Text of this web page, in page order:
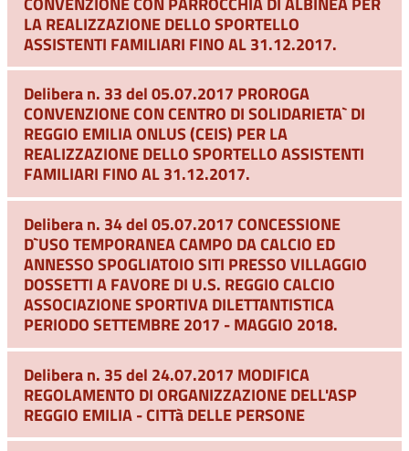
LA REALIZZAZIONE DELLO SPORTELLO
ASSISTENTI FAMILIARI FINO AL 31.12.2017.
Delibera n. 33 del 05.07.2017 PROROGA
CONVENZIONE CON CENTRO DI SOLIDARIETA` DI
REGGIO EMILIA ONLUS (CEIS) PER LA
REALIZZAZIONE DELLO SPORTELLO ASSISTENTI
FAMILIARI FINO AL 31.12.2017.
Delibera n. 34 del 05.07.2017 CONCESSIONE
D`USO TEMPORANEA CAMPO DA CALCIO ED
ANNESSO SPOGLIATOIO SITI PRESSO VILLAGGIO
DOSSETTI A FAVORE DI U.S. REGGIO CALCIO
ASSOCIAZIONE SPORTIVA DILETTANTISTICA
PERIODO SETTEMBRE 2017 - MAGGIO 2018.
Delibera n. 35 del 24.07.2017 MODIFICA
REGOLAMENTO DI ORGANIZZAZIONE DELL'ASP
REGGIO EMILIA - CITTà DELLE PERSONE